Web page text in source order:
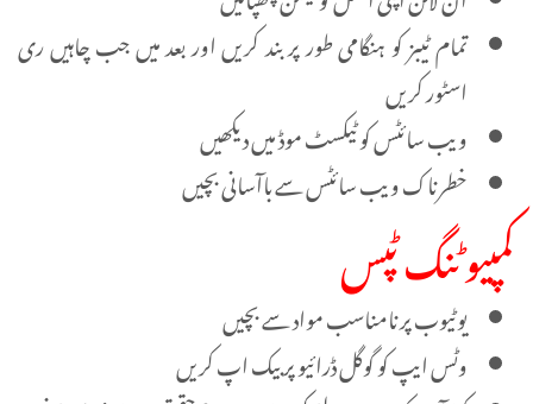
تمام ٹیبز کو ہنگامی طور پر بند کریں اور بعد میں جب چاہیں ری
اسٹور کریں
ویب سائٹس کو ٹیکسٹ موڈ میں دیکھیں
خطرناک ویب سائٹس سے باآسانی بچیں
کمپیوٹنگ ٹپس
یوٹیوب پر نامناسب مواد سے بچیں
وٹس ایپ کو گوگل ڈرائیو پر بیک اپ کریں